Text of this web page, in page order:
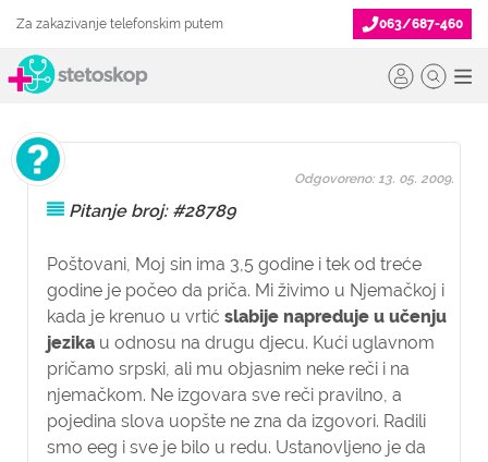
Za zakazivanje telefonskim putem 063/687-460
Pitanje broj: #28789
Poštovani, Moj sin ima 3,5 godine i tek od treće
godine je počeo da priča. Mi živimo u Njemačkoj i
kada je krenuo u vrtić slabije napreduje u učenju
jezika u odnosu na drugu djecu. Kući uglavnom
pričamo srpski, ali mu objasnim neke reči i na
njemačkom. Ne izgovara sve reči pravilno, a
pojedina slova uopšte ne zna da izgovori. Radili
smo eeg i sve je bilo u redu. Ustanovljeno je da
Odgovoreno: 13. 05. 2009.